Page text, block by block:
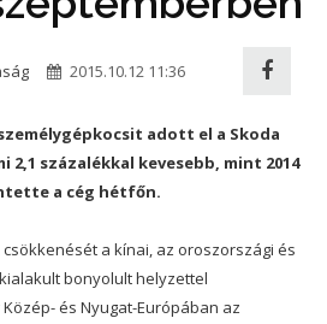
2015.10.12 11:36
adott el a Skoda
2,1 százalékkal kevesebb, mint 2014
a cég hétfőn.
a kínai, az oroszországi és
bonyolult helyzettel
és Nyugat-Európában az